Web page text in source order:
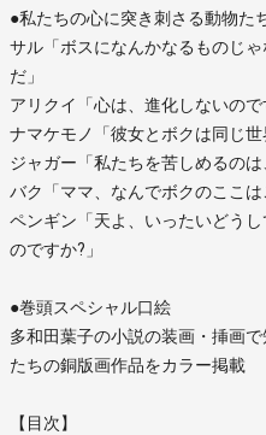
●私たちの心に突き刺さる動物た
サル「ボスになんかなるものじ
だ」
アリクイ「心は、進化しないので
ナマケモノ「彼女とボクは同じ世
ジャガー「私たちを苦しめるのは
バク「ママ、なんでボクのここは
ペンギン「天よ、いったいどう
のですか?」
●巻頭スペシャル口絵
多和田葉子の小説の装画・挿画
たちの銅版画作品をカラー掲載
【目次】